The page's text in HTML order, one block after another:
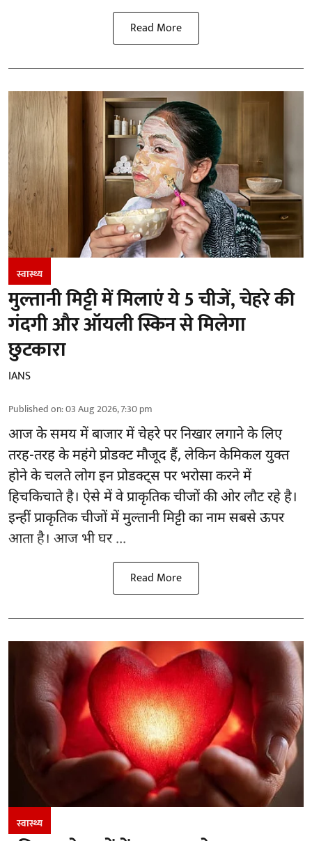
Read More
स्वास्थ्य
मुल्तानी मिट्टी में मिलाएं ये 5 चीजें, चेहरे की
गंदगी और ऑयली स्किन से मिलेगा
छुटकारा
IANS
Published on:03 Aug 2026, 7:30 pm
आज के समय में बाजार मेंचेहरे पर निखारलगाने के लिए
तरह-तरह के महंगे प्रोडक्ट मौजूद हैं, लेकिन केमिकल युक्त
होने के चलते लोग इन प्रोडक्ट्स पर भरोसा करने में
हिचकिचाते है। ऐसे में वे प्राकृतिक चीजों की ओर लौट रहे है।
इन्हीं प्राकृतिक चीजों में मुल्तानी मिट्टी का नाम सबसे ऊपर
आता है। आज भी घर ...
Read More
स्वास्थ्य